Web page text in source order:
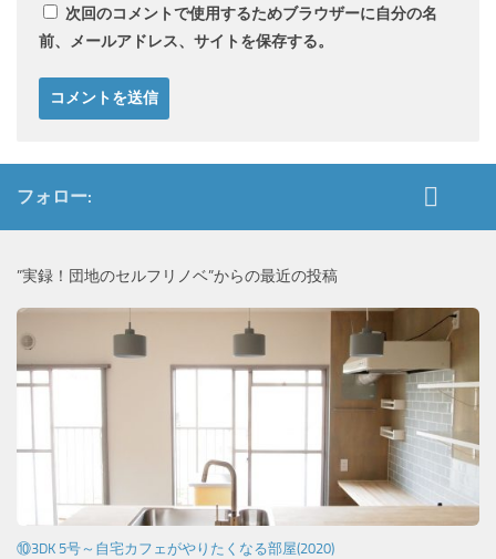
次回のコメントで使用するためブラウザーに自分の名
前、メールアドレス、サイトを保存する。
フォロー:
”実録！団地のセルフリノベ”からの最近の投稿
⑩3DK 5号～自宅カフェがやりたくなる部屋(2020)